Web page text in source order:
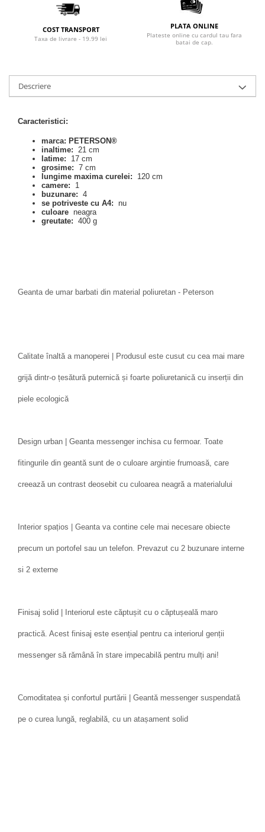
COST TRANSPORT
Taxa de livrare - 19.99 lei
PLATA ONLINE
Plateste online cu cardul tau fara
batai de cap.
Descriere
Caracteristici:
marca: PETERSON®
inaltime:
21 cm
latime:
17 cm
grosime: 7 cm
lungime maxima curelei: 120 cm
camere: 1
buzunare: 4
se potriveste cu A4: nu
culoare neagra
greutate: 400 g
Geanta de umar barbati din material poliuretan - Peterson
Calitate înaltă a manoperei | Produsul este cusut cu cea mai mare
grijă dintr-o țesătură puternică și foarte poliuretanică cu inserții din
piele ecologică
Design urban | Geanta messenger inchisa cu fermoar. Toate
fitingurile din geantă sunt de o culoare argintie frumoasă, care
creează un contrast deosebit cu culoarea neagră a materialului
Interior spațios | Geanta va contine cele mai necesare obiecte
precum un portofel sau un telefon. Prevazut cu 2 buzunare interne
si 2 externe
Finisaj solid | Interiorul este căptușit cu o căptușeală maro
practică. Acest finisaj este esențial pentru ca interiorul genții
messenger să rămână în stare impecabilă pentru mulți ani!
Comoditatea și confortul purtării | Geantă messenger suspendată
pe o curea lungă, reglabilă, cu un atașament solid